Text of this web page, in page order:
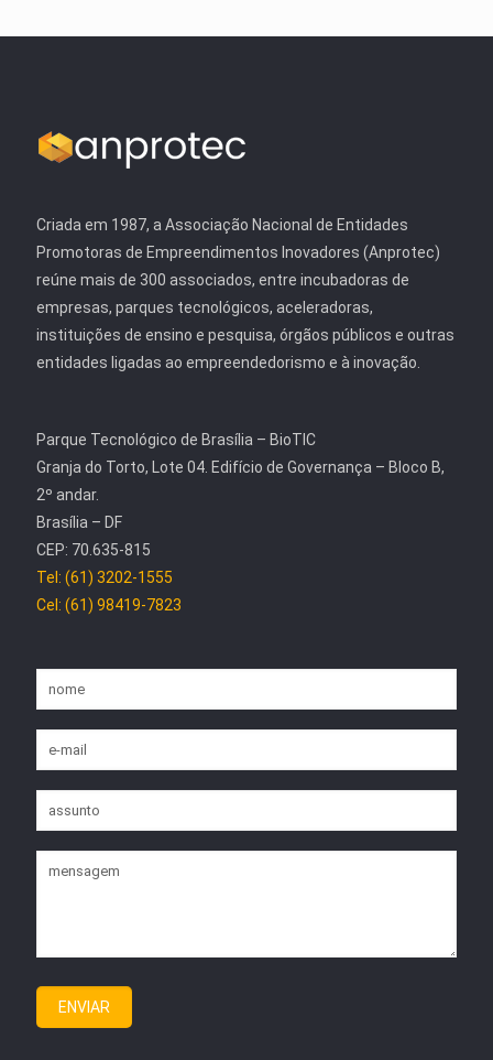
Criada em 1987, a Associação Nacional de Entidades
Promotoras de Empreendimentos Inovadores (Anprotec)
reúne mais de 300 associados, entre incubadoras de
empresas, parques tecnológicos, aceleradoras,
instituições de ensino e pesquisa, órgãos públicos e outras
entidades ligadas ao empreendedorismo e à inovação.
Parque Tecnológico de Brasília – BioTIC
Granja do Torto, Lote 04. Edifício de Governança – Bloco B,
2º andar.
Brasília – DF
CEP: 70.635-815
Tel: (61) 3202-1555
Cel: (61) 98419-7823